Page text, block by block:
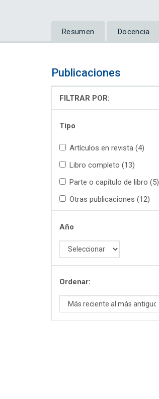
Resumen Docencia
Publicaciones
FILTRAR POR:
Tipo
Artículos en revista (4)
Libro completo (13)
Parte o capítulo de libro (5)
Otras publicaciones (12)
Año
Ordenar: